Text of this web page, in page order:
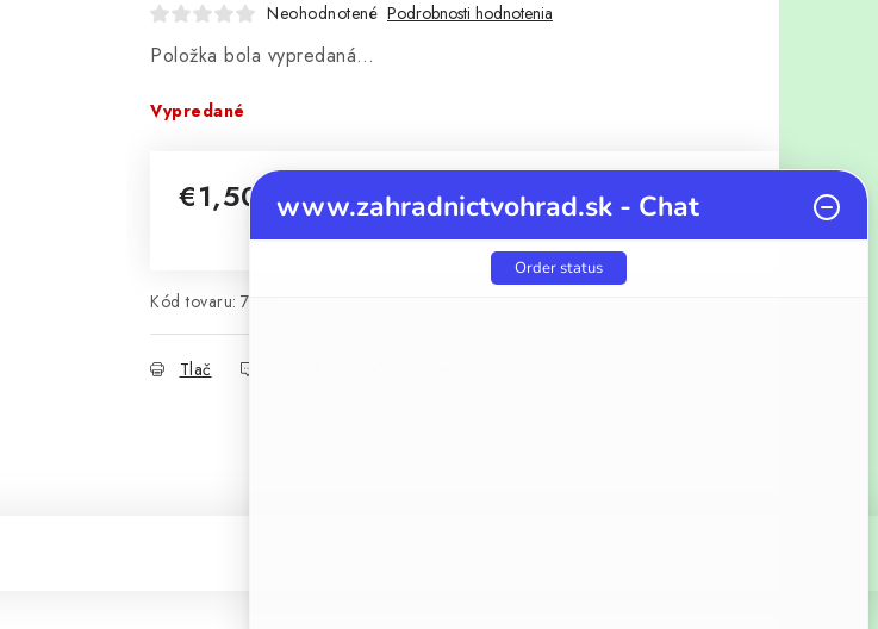
Neohodnotené Podrobnosti hodnotenia
Položka bola vypredaná…
Vypredané
€1,50
Jednotková cena:
Kód tovaru: 7893
Tlač
www.zahradnictvohrad.sk - Chat
Order status